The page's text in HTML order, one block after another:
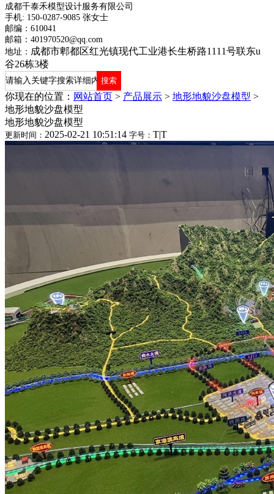
成都千泰禾模型设计服务有限公司
手机: 150-0287-9085 张女士
邮编：610041
邮箱：401970520@qq.com
地址： 成都市郫都区红光镇现代工业港长生桥路1111号联东u
谷26栋3楼
你现在的位置： 网站首页 > 产品展示 > 地形地貌沙盘模型 >
地形地貌沙盘模型
地形地貌沙盘模型
更新时间： 2025-02-21 10:51:14 字号： T|T